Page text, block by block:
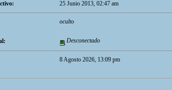
25 Junio 2013, 02:47 am
oculto
Desconectado
8 Agosto 2026, 13:09 pm